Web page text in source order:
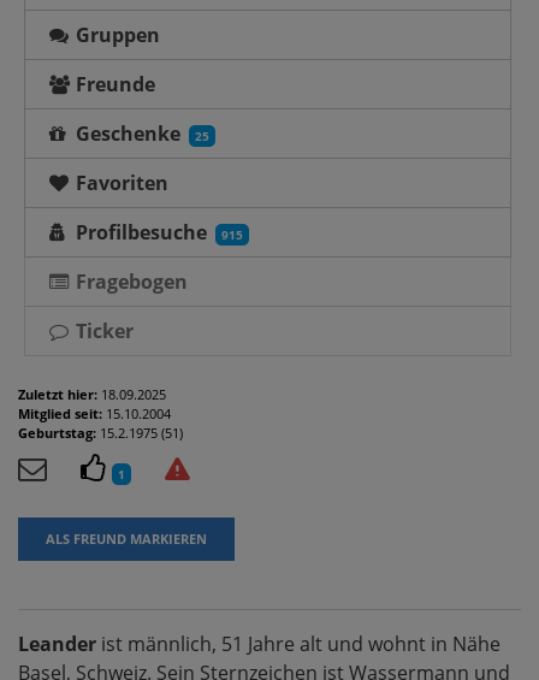
Gruppen
Freunde
Geschenke
25
Favoriten
Profilbesuche
915
Fragebogen
Ticker
Zuletzt hier: 18.09.2025
Mitglied seit: 15.10.2004
Geburtstag: 15.2.1975 (51)
1
ALS FREUND MARKIEREN
Leander ist männlich, 51 Jahre alt und wohnt in Nähe
Basel, Schweiz. Sein Sternzeichen ist Wassermann und